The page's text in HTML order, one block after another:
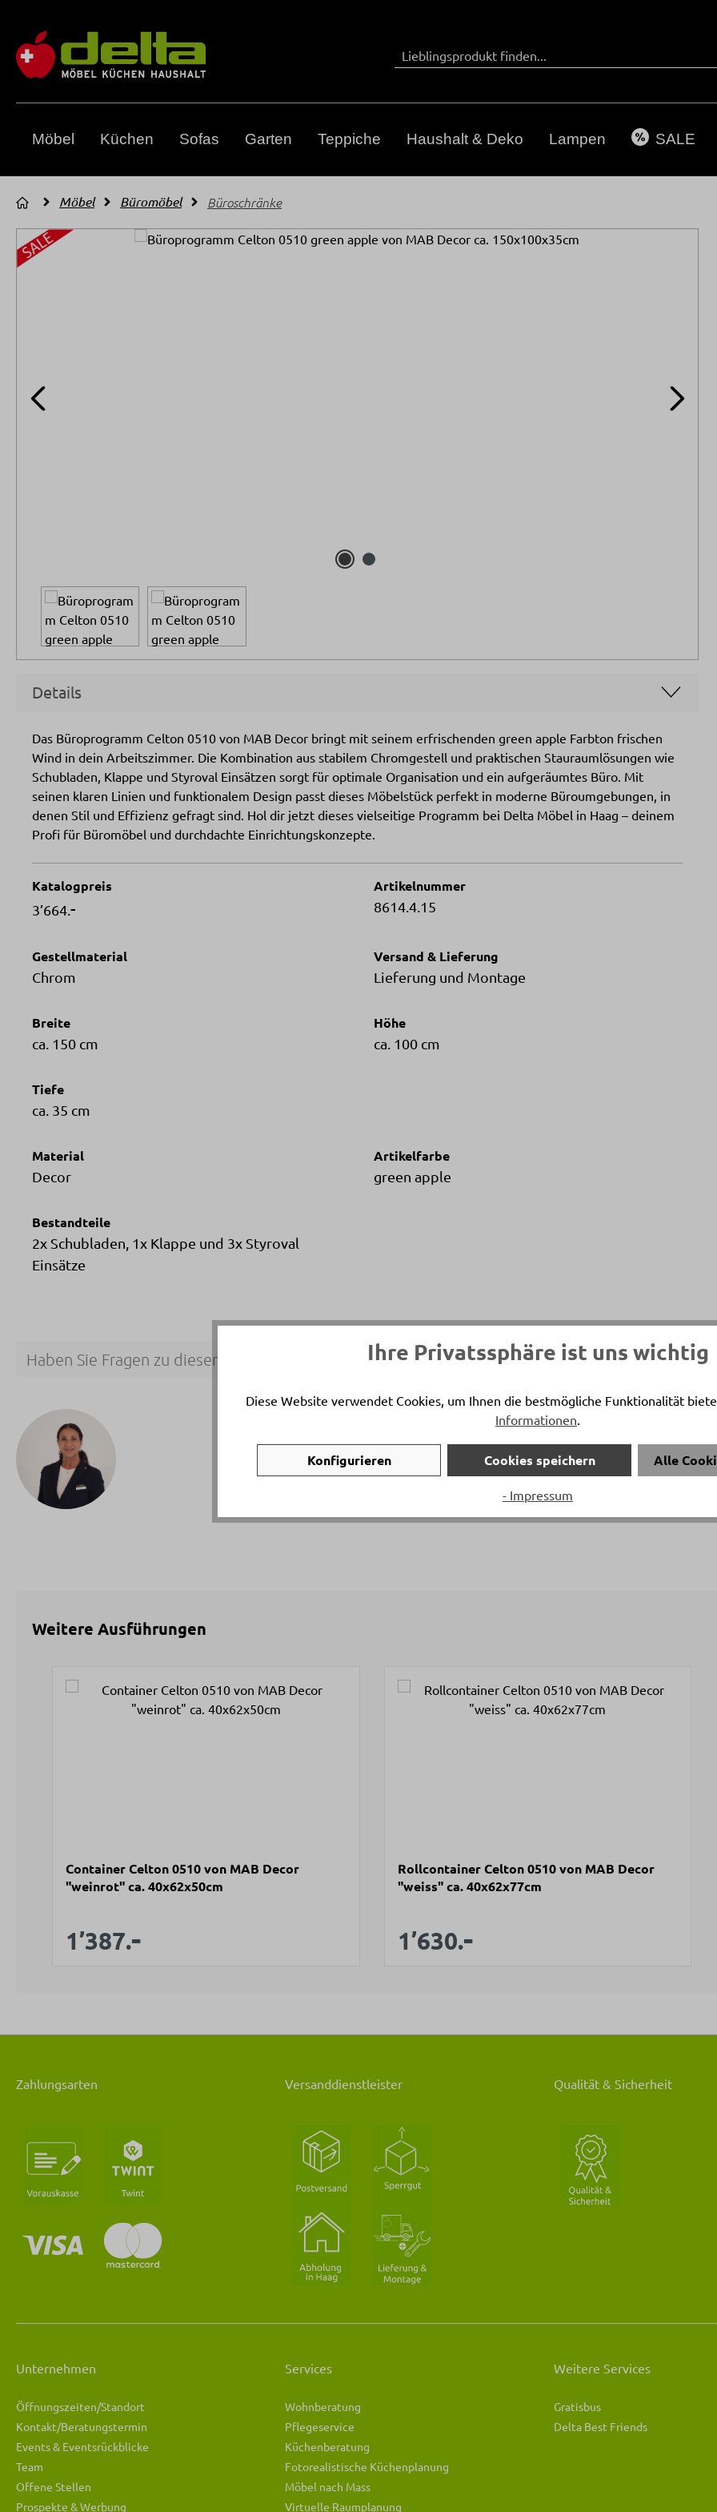
Möbel Küchen Sofas Garten Teppiche Haushalt & Deko Lampen SALE
Möbel Büromöbel Büroschränke
Bildergalerie überspringen
Details
Das Büroprogramm Celton 0510 von MAB Decor bringt mit seinem erfrischenden green apple Farbton frischen
Wind in dein Arbeitszimmer. Die Kombination aus stabilem Chromgestell und praktischen Stauraumlösungen wie
Schubladen, Klappe und Styroval Einsätzen sorgt für optimale Organisation und ein aufgeräumtes Büro. Mit
seinen klaren Linien und funktionalem Design passt dieses Möbelstück perfekt in moderne Büroumgebungen, in
denen Stil und Effizienz gefragt sind. Hol dir jetzt dieses vielseitige Programm bei Delta Möbel in Haag – deinem
Profi für Büromöbel und durchdachte Einrichtungskonzepte.
Katalogpreis
3’664.-
Artikelnummer
8614.4.15
Gestellmaterial
Chrom
Versand & Lieferung
Lieferung und Montage
Breite
ca. 150 cm
Höhe
ca. 100 cm
Tiefe
ca. 35 cm
Material
Decor
Artikelfarbe
green apple
Bestandteile
2x Schubladen, 1x Klappe und 3x Styroval
Einsätze
Haben Sie Fragen zu diesem Produkt?
Ihr persönlicher Ansprechpartner
Tatiana Bättig
Telefon:+41 81 772 22 80
Weitere Ausführungen
Container Celton 0510 von MAB Decor
"weinrot" ca. 40x62x50cm
Verkaufspreis:
1’387.-
Rollcontainer Celton 0510 von MAB Decor
"weiss" ca. 40x62x77cm
Verkaufspreis:
1’630.-
Zahlungsarten Versanddienstleister Qualität & Sicherheit
Unternehmen
Öffnungszeiten/Standort
Kontakt/Beratungstermin
Events & Eventsrückblicke
Team
Offene Stellen
Prospekte & Werbung
Services
Wohnberatung
Pflegeservice
Küchenberatung
Fotorealistische Küchenplanung
Möbel nach Mass
Virtuelle Raumplanung
Weitere Services
Gratisbus
Delta Best Friends
Ihre Privatssphäre ist uns wichtig
Diese Website verwendet Cookies, um Ihnen die bestmögliche Funktionalität
Informationen
Konfigurieren Cookies speichern Alle
- Impressum